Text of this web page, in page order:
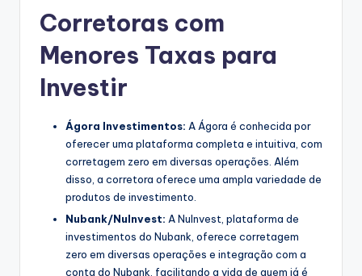
Corretoras com
Menores Taxas para
Investir
Ágora Investimentos: A Ágora é conhecida por
oferecer uma plataforma completa e intuitiva, com
corretagem zero em diversas operações. Além
disso, a corretora oferece uma ampla variedade de
produtos de investimento.
Nubank/NuInvest: A NuInvest, plataforma de
investimentos do Nubank, oferece corretagem
zero em diversas operações e integração com a
conta do Nubank, facilitando a vida de quem já é